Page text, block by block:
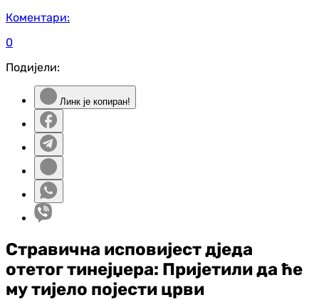
Коментари:
0
Подијели:
Линк је копиран!
Стравична исповијест дједа
отетог тинејџера: Пријетили да ће
му тијело појести црви